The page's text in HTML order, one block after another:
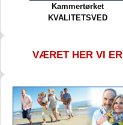
Kammertørket
KVALITETSVED
VÆRET HER VI ER